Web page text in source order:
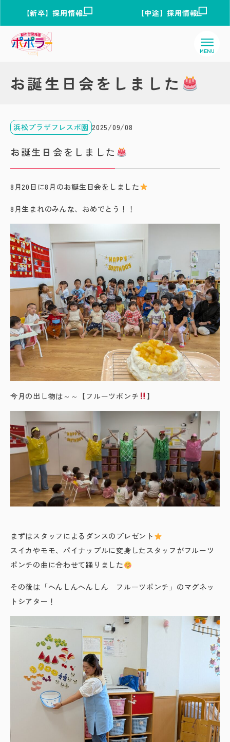
【新卒】採用情報 【中途】採用情報
お誕生日会をしました
浜松プラザフレスポ園 2025/09/08
お誕生日会をしました
8月20日に8月のお誕生日会をしました
8月生まれのみんな、おめでとう！！
今月の出し物は～～【フルーツポンチ 】
まずはスタッフによるダンスのプレゼント
スイカやモモ、パイナップルに変身したスタッフがフルーツ
ポンチの曲に合わせて踊りました
その後は「へんしんへんしん フルーツポンチ」のマグネッ
トシアター！